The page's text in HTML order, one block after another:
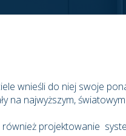
wnieśli do niej swoje
na najwyższym,
projektowanie